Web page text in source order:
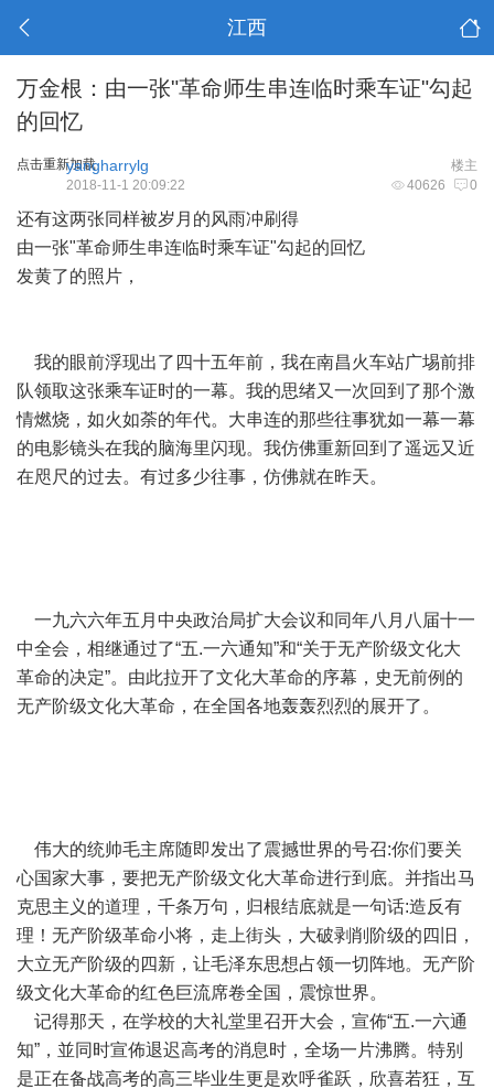
江西
万金根：由一张"革命师生串连临时乘车证"勾起
的回忆
点击重新加载 楼主
yangharrylg
40626 0
2018-11-1 20:09:22
还有这两张同样被岁月的风雨冲刷得
由一张"革命师生串连临时乘车证"勾起的回忆
发黄了的照片，
我的眼前浮现出了四十五年前，我在南昌火车站广埸前排
队领取这张乘车证时的一幕。我的思绪又一次回到了那个激
情燃烧，如火如荼的年代。大串连的那些往事犹如一幕一幕
的电影镜头在我的脑海里闪现。我仿佛重新回到了遥远又近
在咫尺的过去。有过多少往事，仿佛就在昨天。
一九六六年五月中央政治局扩大会议和同年八月八届十一
中全会，相继通过了“五.一六通知”和“关于无产阶级文化大
革命的决定”。由此拉开了文化大革命的序幕，史无前例的
无产阶级文化大革命，在全国各地轰轰烈烈的展开了。
伟大的统帅毛主席随即发出了震撼世界的号召:你们要关
心国家大事，要把无产阶级文化大革命进行到底。并指出马
克思主义的道理，千条万句，归根结底就是一句话:造反有
理！无产阶级革命小将，走上街头，大破剥削阶级的四旧，
大立无产阶级的四新，让毛泽东思想占领一切阵地。无产阶
级文化大革命的红色巨流席卷全国，震惊世界。
记得那天，在学校的大礼堂里召开大会，宣佈“五.一六通
知”，並同时宣佈退迟高考的消息时，全场一片沸腾。特别
是正在备战高考的高三毕业生更是欢呼雀跃，欣喜若狂，互